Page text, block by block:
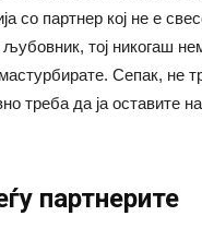
со партнер кој не е
тој никогаш
Сепак, не
треба да ја оставите
партнерите